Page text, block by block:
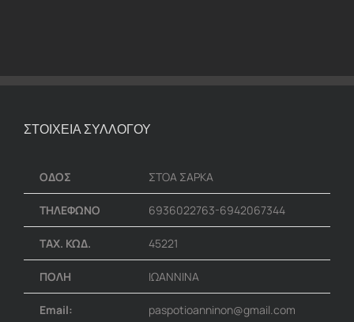
ΣΤΟΙΧΕΙΑ ΣΥΛΛΟΓΟΥ
ΟΔΟΣ ΣΤΟΑ ΣΑΡΚΑ
ΤΗΛΕΦΩΝΟ 6936022763-6942067344
ΤΑΧ. ΚΩΔ. 45221
ΠΟΛΗ ΙΩΑΝΝΙΝΑ
Email: paspotioanninon@gmail.com